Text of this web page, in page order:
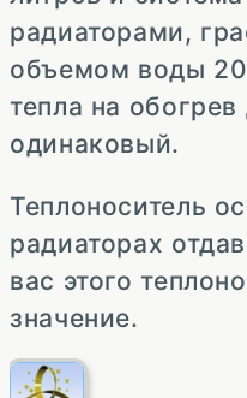
радиаторами,
объемом воды
тепла на
одинаковый.
Теплоноситель
радиаторах
вас этого
значение.